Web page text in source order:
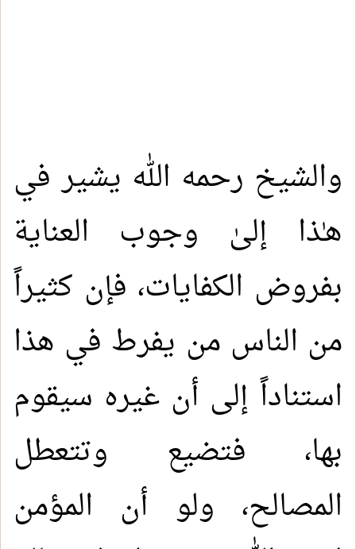
والشيخ رحمه الله يشير في
هـٰذا إلىٰ وجوب العناية
بفروض الكفايات، فإن كثيراً
من الناس من يفرط في هذا
استناداً إلى أن غيره سيقوم
بها، فتضيع وتتعطل
المصالح، ولو أن المؤمن